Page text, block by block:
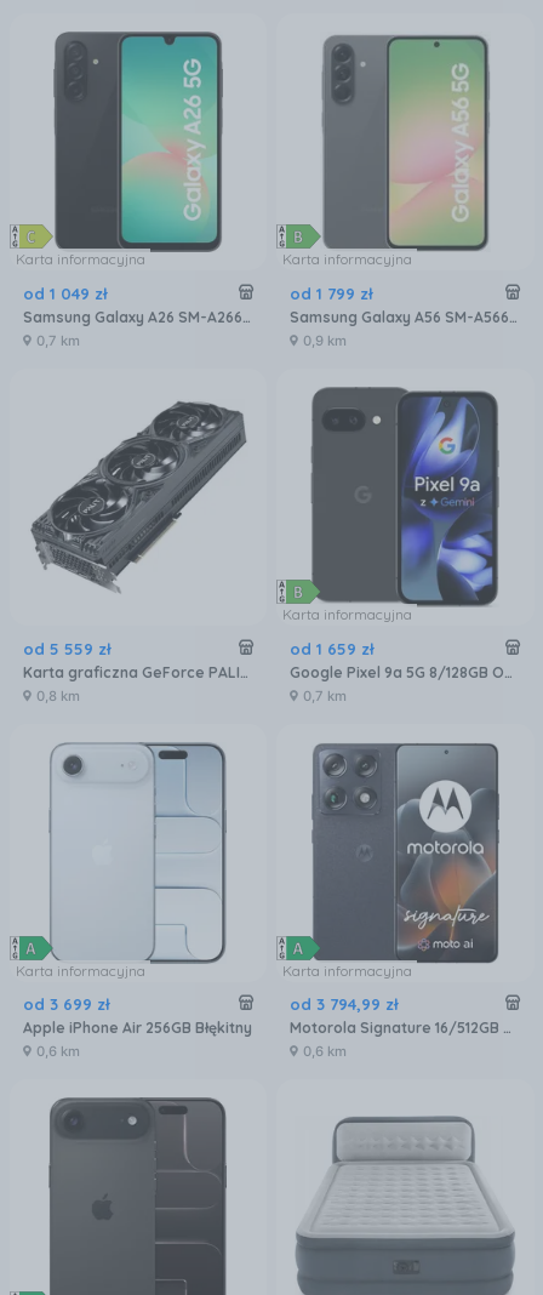
Karta informacyjna
od 1 049 zł
Samsung Galaxy A26 SM-A266 6/128GB 5G Czarny
0,7 km
Karta informacyjna
od 1 799 zł
Samsung Galaxy A56 SM-A566 8/256GB Grafitowy
0,9 km
od 5 559 zł
Karta graficzna GeForce PALIT RTX 5080 Gaming Pro 16GB GDDR7 DLSS 4 (NE75080019T2GB2031A)
0,8 km
Karta informacyjna
od 1 659 zł
Google Pixel 9a 5G 8/128GB Obsydian
0,7 km
Karta informacyjna
od 3 699 zł
Apple iPhone Air 256GB Błękitny
0,6 km
Karta informacyjna
od 3 794,99 zł
Motorola Signature 16/512GB Czarny
0,6 km